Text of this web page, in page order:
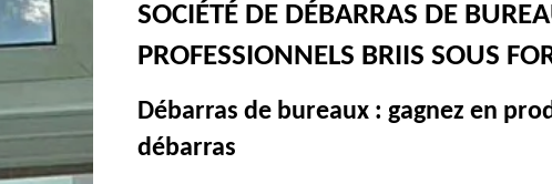
SOCIÉTÉ DE DÉBARRAS DE
PROFESSIONNELS BRIIS SOUS
Débarras de bureaux : gagnez en
débarras